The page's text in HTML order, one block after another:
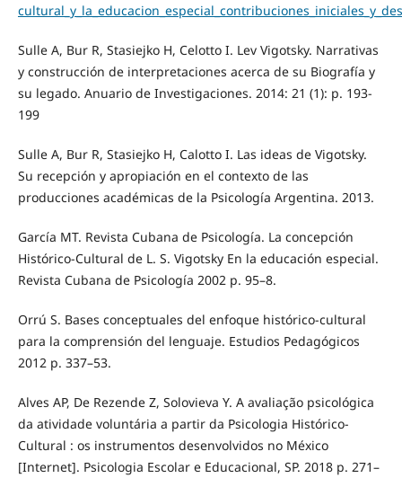
Sulle A, Bur R, Stasiejko H, Celotto I. Lev Vigotsky. Narrativas
y construcción de interpretaciones acerca de su Biografía y
su legado. Anuario de Investigaciones. 2014: 21 (1): p. 193-
199
Sulle A, Bur R, Stasiejko H, Calotto I. Las ideas de Vigotsky.
Su recepción y apropiación en el contexto de las
producciones académicas de la Psicología Argentina. 2013.
García MT. Revista Cubana de Psicología. La concepción
Histórico-Cultural de L. S. Vigotsky En la educación especial.
Revista Cubana de Psicología 2002 p. 95–8.
Orrú S. Bases conceptuales del enfoque histórico-cultural
para la comprensión del lenguaje. Estudios Pedagógicos
2012 p. 337–53.
Alves AP, De Rezende Z, Solovieva Y. A avaliação psicológica
da atividade voluntária a partir da Psicologia Histórico-
Cultural : os instrumentos desenvolvidos no México
[Internet]. Psicologia Escolar e Educacional, SP. 2018 p. 271–